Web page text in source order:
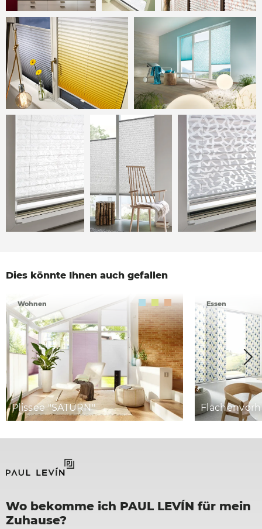
Dies könnte Ihnen auch gefallen
Plissee "SATURN"
Wohnen Essen
Wo bekomme ich PAUL LEVÍN für mein
Zuhause?